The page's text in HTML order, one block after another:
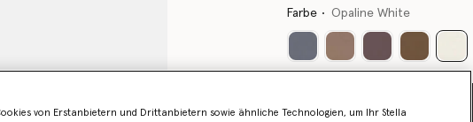
Farbe Opaline White
Zum
von Erstanbietern und Drittanbietern sowie ähnliche Technologien, um Ihr Stella